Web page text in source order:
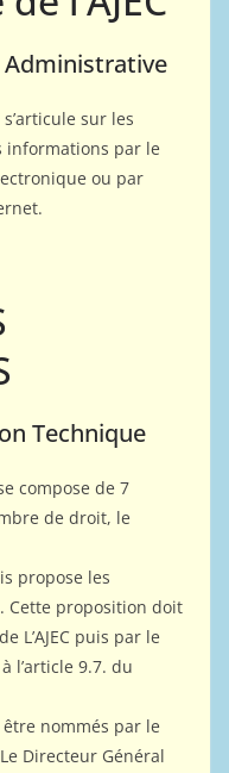
s’articule sur les
informations par le
ou par
Technique
compose de 7
de droit, le
propose les
Cette proposition doit
L’AJEC puis par le
l’article 9.7. du
nommés par le
Directeur Général